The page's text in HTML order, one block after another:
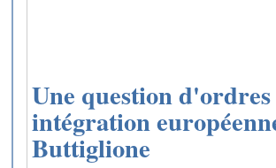
Une question
intégration
Buttiglione